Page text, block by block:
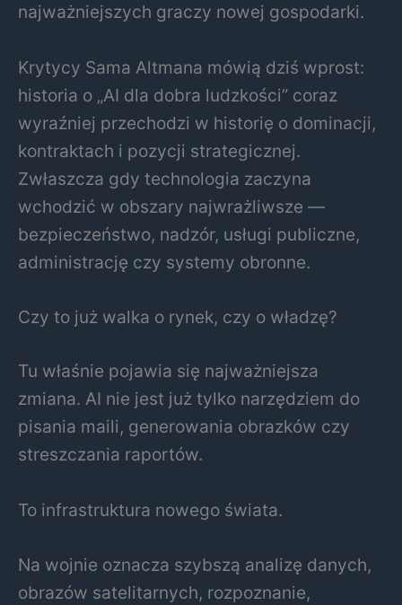
najważniejszych graczy nowej gospodarki.
Krytycy Sama Altmana mówią dziś wprost:
historia o „AI dla dobra ludzkości” coraz
wyraźniej przechodzi w historię o dominacji,
kontraktach i pozycji strategicznej.
Zwłaszcza gdy technologia zaczyna
wchodzić w obszary najwrażliwsze —
bezpieczeństwo, nadzór, usługi publiczne,
administrację czy systemy obronne.
Czy to już walka o rynek, czy o władzę?
Tu właśnie pojawia się najważniejsza
zmiana. AI nie jest już tylko narzędziem do
pisania maili, generowania obrazków czy
streszczania raportów.
To infrastruktura nowego świata.
Na wojnie oznacza szybszą analizę danych,
obrazów satelitarnych, rozpoznanie,